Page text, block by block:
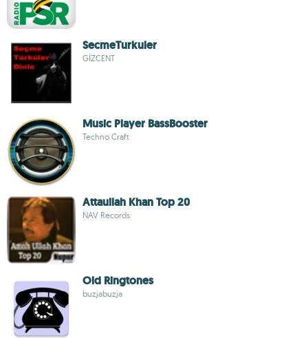
SecmeTurkuler
GİZCENT
Music Player BassBooster
Techno Craft
Attaullah Khan Top 20
NAV Records
Old Ringtones
buzjabuzja